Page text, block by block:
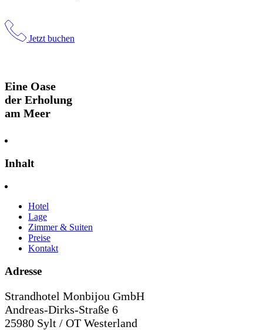
Jetzt buchen
Eine Oase
der Erholung
am Meer
Inhalt
Hotel
Lage
Zimmer & Suiten
Preise
Kontakt
Adresse
Strandhotel Monbijou GmbH
Andreas-Dirks-Straße 6
25980 Sylt / OT Westerland